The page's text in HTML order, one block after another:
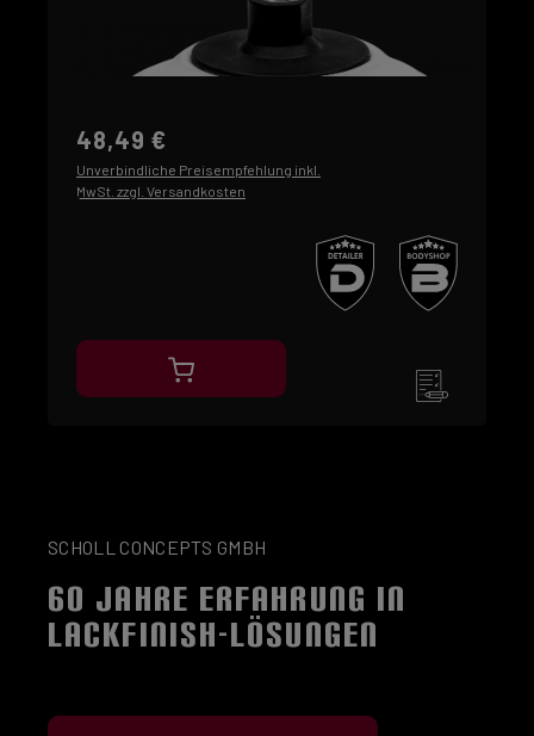
48,49 €
Unverbindliche Preisempfehlung inkl.
MwSt. zzgl. Versandkosten
SCHOLL CONCEPTS GMBH
60 JAHRE ERFAHRUNG IN
LACKFINISH-LÖSUNGEN